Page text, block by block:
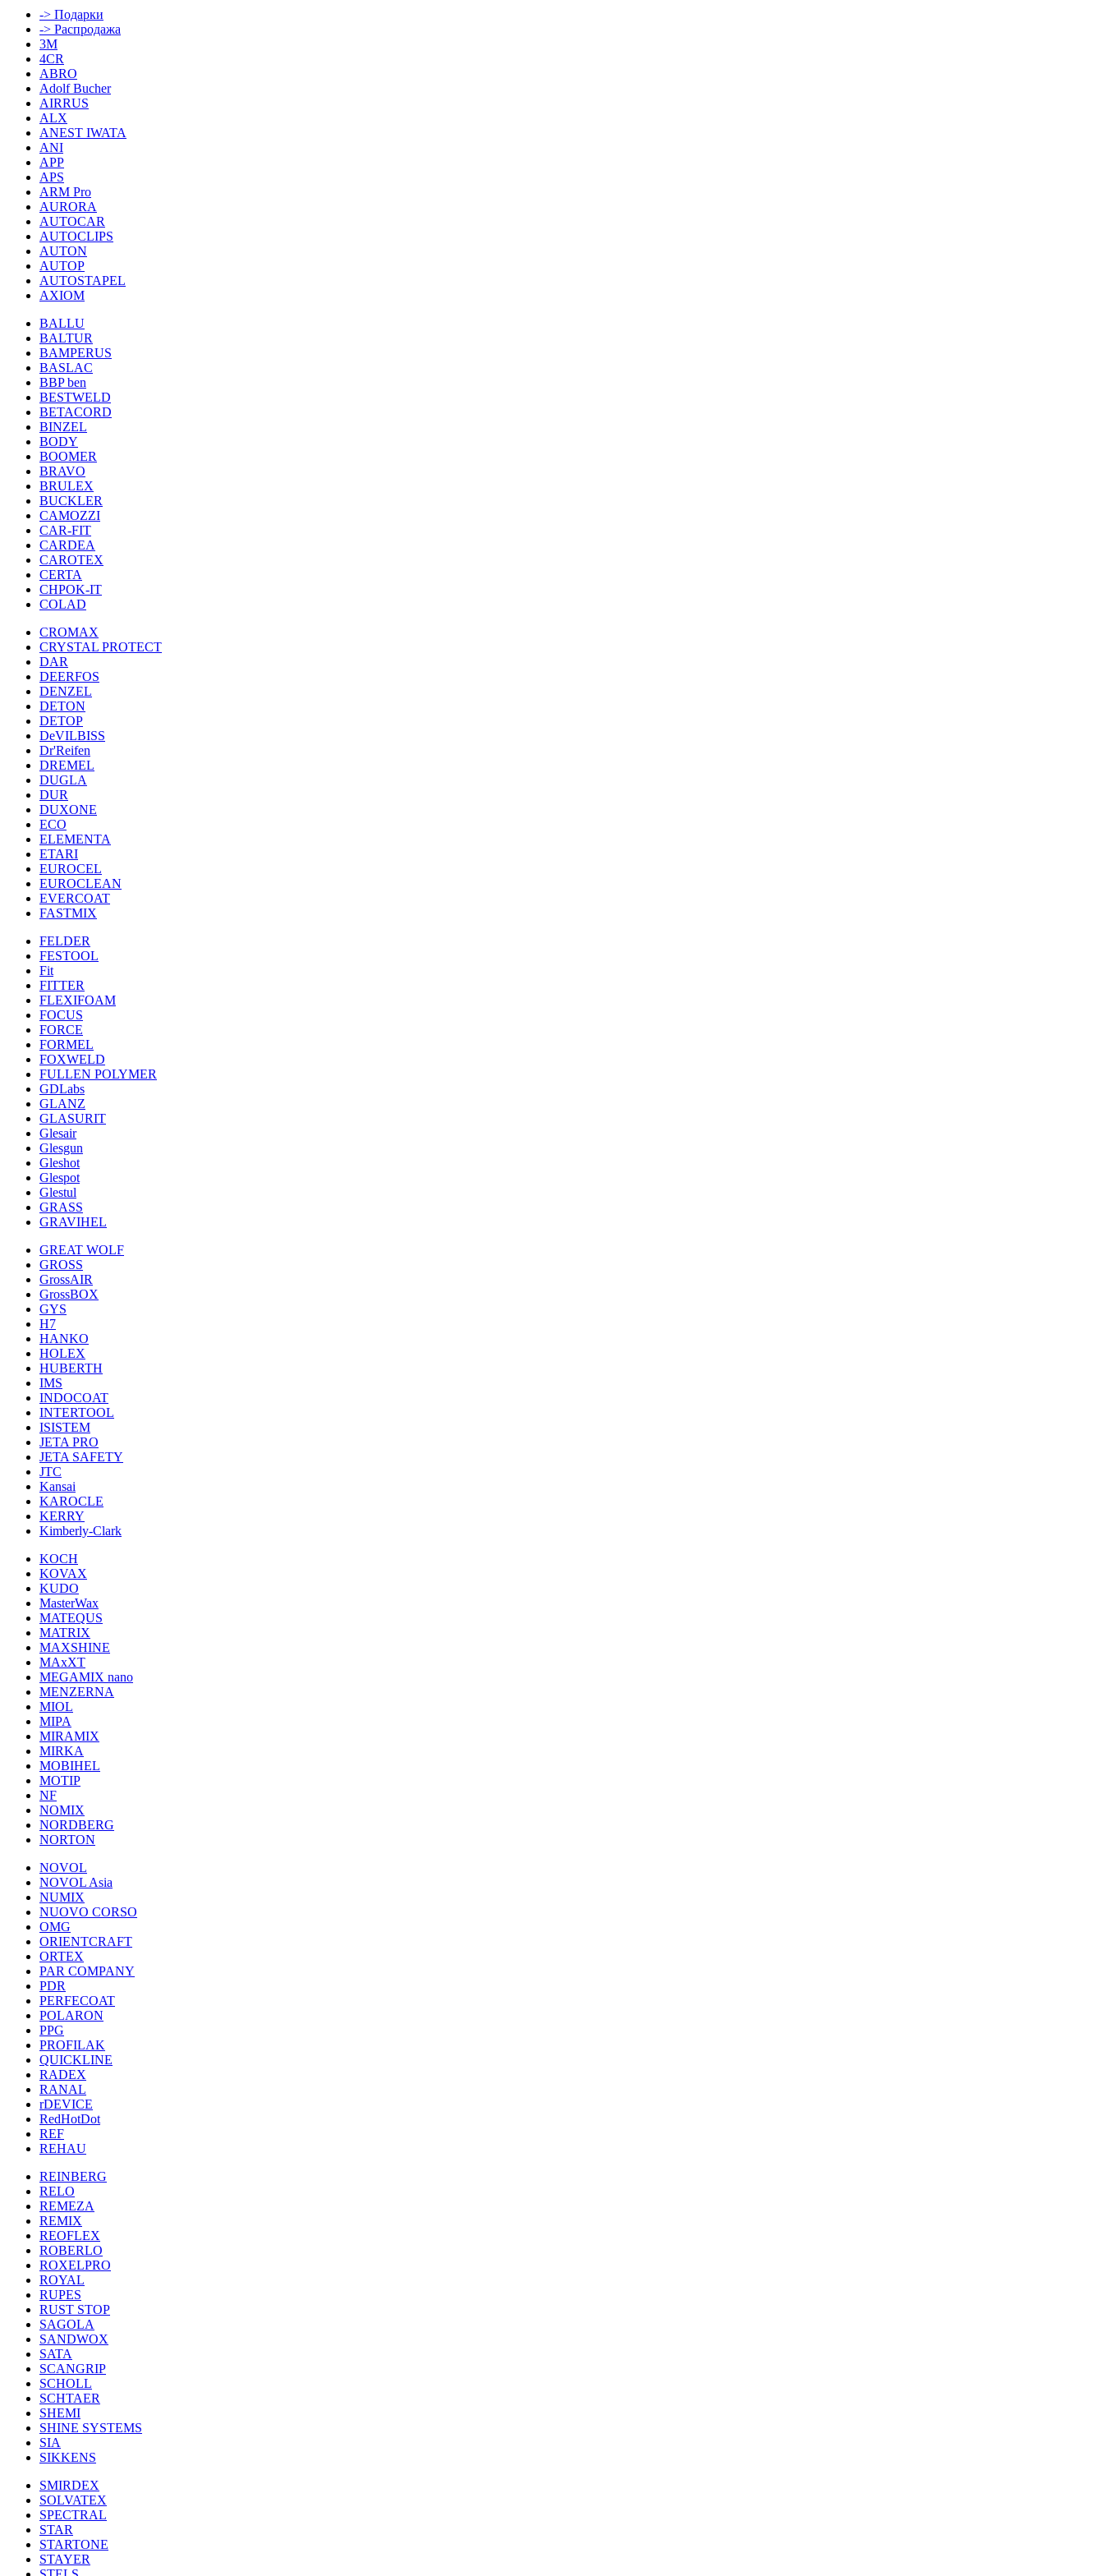
-> Подарки
-> Распродажа
3M
4CR
ABRO
Adolf Bucher
AIRRUS
ALX
ANEST IWATA
ANI
APP
APS
ARM Pro
AURORA
AUTOCAR
AUTOCLIPS
AUTON
AUTOP
AUTOSTAPEL
AXIOM
BALLU
BALTUR
BAMPERUS
BASLAC
BBP ben
BESTWELD
BETACORD
BINZEL
BODY
BOOMER
BRAVO
BRULEX
BUCKLER
CAMOZZI
CAR-FIT
CARDEA
CAROTEX
CERTA
CHPOK-IT
COLAD
CROMAX
CRYSTAL PROTECT
DAR
DEERFOS
DENZEL
DETON
DETOP
DeVILBISS
Dr'Reifen
DREMEL
DUGLA
DUR
DUXONE
ECO
ELEMENTA
ETARI
EUROCEL
EUROCLEAN
EVERCOAT
FASTMIX
FELDER
FESTOOL
Fit
FITTER
FLEXIFOAM
FOCUS
FORCE
FORMEL
FOXWELD
FULLEN POLYMER
GDLabs
GLANZ
GLASURIT
Glesair
Glesgun
Gleshot
Glespot
Glestul
GRASS
GRAVIHEL
GREAT WOLF
GROSS
GrossAIR
GrossBOX
GYS
H7
HANKO
HOLEX
HUBERTH
IMS
INDOCOAT
INTERTOOL
ISISTEM
JETA PRO
JETA SAFETY
JTC
Kansai
KAROCLE
KERRY
Kimberly-Clark
KOCH
KOVAX
KUDO
MasterWax
MATEQUS
MATRIX
MAXSHINE
MAxXT
MEGAMIX nano
MENZERNA
MIOL
MIPA
MIRAMIX
MIRKA
MOBIHEL
MOTIP
NF
NOMIX
NORDBERG
NORTON
NOVOL
NOVOL Asia
NUMIX
NUOVO CORSO
OMG
ORIENTCRAFT
ORTEX
PAR COMPANY
PDR
PERFECOAT
POLARON
PPG
PROFILAK
QUICKLINE
RADEX
RANAL
rDEVICE
RedHotDot
REF
REHAU
REINBERG
RELO
REMEZA
REMIX
REOFLEX
ROBERLO
ROXELPRO
ROYAL
RUPES
RUST STOP
SAGOLA
SANDWOX
SATA
SCANGRIP
SCHOLL
SCHTAER
SHEMI
SHINE SYSTEMS
SIA
SIKKENS
SMIRDEX
SOLVATEX
SPECTRAL
STAR
STARTONE
STAYER